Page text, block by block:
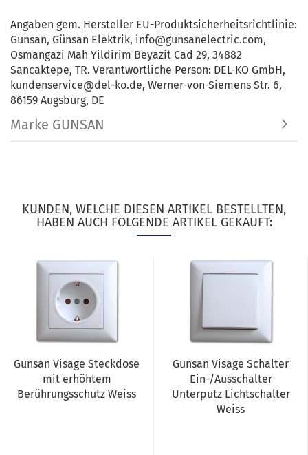
Angaben gem. Hersteller EU-Produktsicherheitsrichtlinie:
Gunsan, Günsan Elektrik, info@gunsanelectric.com,
Osmangazi Mah Yildirim Beyazit Cad 29, 34882
Sancaktepe, TR. Verantwortliche Person: DEL-KO GmbH,
kundenservice@del-ko.de, Werner-von-Siemens Str. 6,
86159 Augsburg, DE
Marke GUNSAN
KUNDEN, WELCHE DIESEN ARTIKEL BESTELLTEN,
HABEN AUCH FOLGENDE ARTIKEL GEKAUFT:
Gunsan Visage Steckdose
mit erhöhtem
Berührungsschutz Weiss
Gunsan Visage Schalter
Ein-/Ausschalter
Unterputz Lichtschalter
Weiss